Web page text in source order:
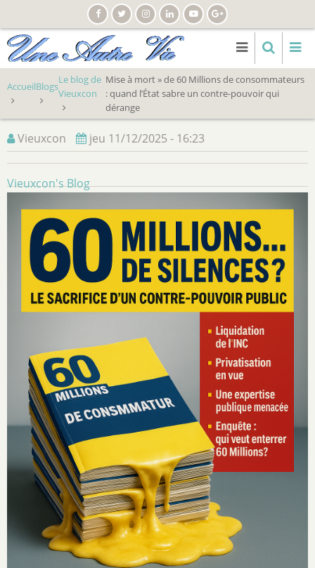
au
contenu
principal
AccueilBlogs
Le blog de
Vieuxcon
Mise à mort » de 60 Millions de consommateurs
: quand l’État sabre un contre-pouvoir qui
dérange
Vieuxcon jeu 11/12/2025 - 16:23
Vieuxcon's Blog